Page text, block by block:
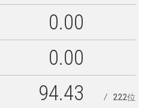
0.00
0.00
94.43 222位